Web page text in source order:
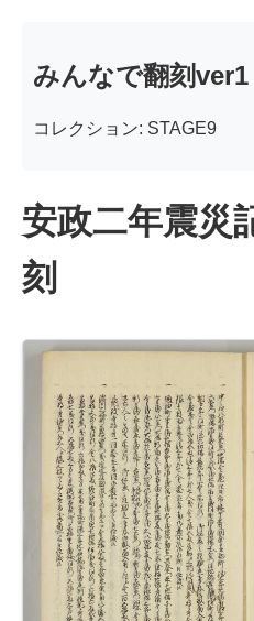
みんなで翻刻ver1
コレクション: STAGE9
安政二年震
刻